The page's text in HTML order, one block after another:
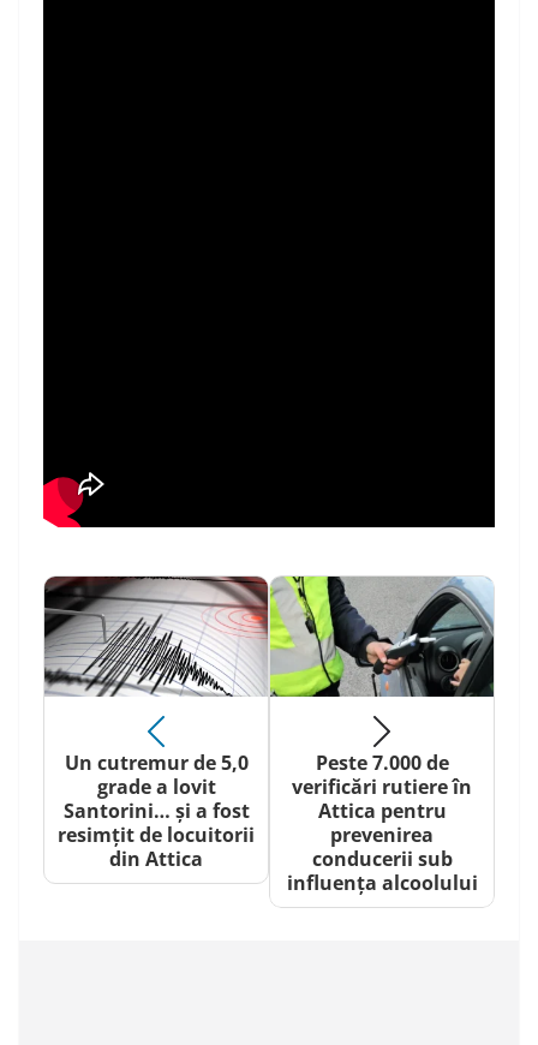
Un cutremur de 5,0
grade a lovit
Santorini… și a fost
resimțit de locuitorii
din Attica
Peste 7.000 de
verificări rutiere în
Attica pentru
prevenirea
conducerii sub
influența alcoolului